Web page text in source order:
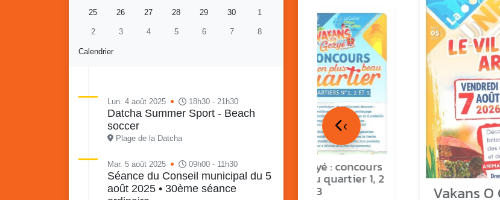
Calendrier
25 26 27 28 29 30 1
2 3 4 5 6 7 8
Lun. 4 août 2025 18h30 - 21h30
Datcha Summer Sport - Beach
soccer
Plage de la Datcha
Mar. 5 août 2025 09h00 - 11h30
Séance du Conseil municipal du 5
août 2025 • 30ème séance
Retour en images sur
Vakans O Gozyé animations
en livre, fête du conseil de
quartier n°3, Gosier beach
summer volley
Vakans o Gozyé : concours
mon plus beau quartier 1, 2
& 3 Vakans
‹